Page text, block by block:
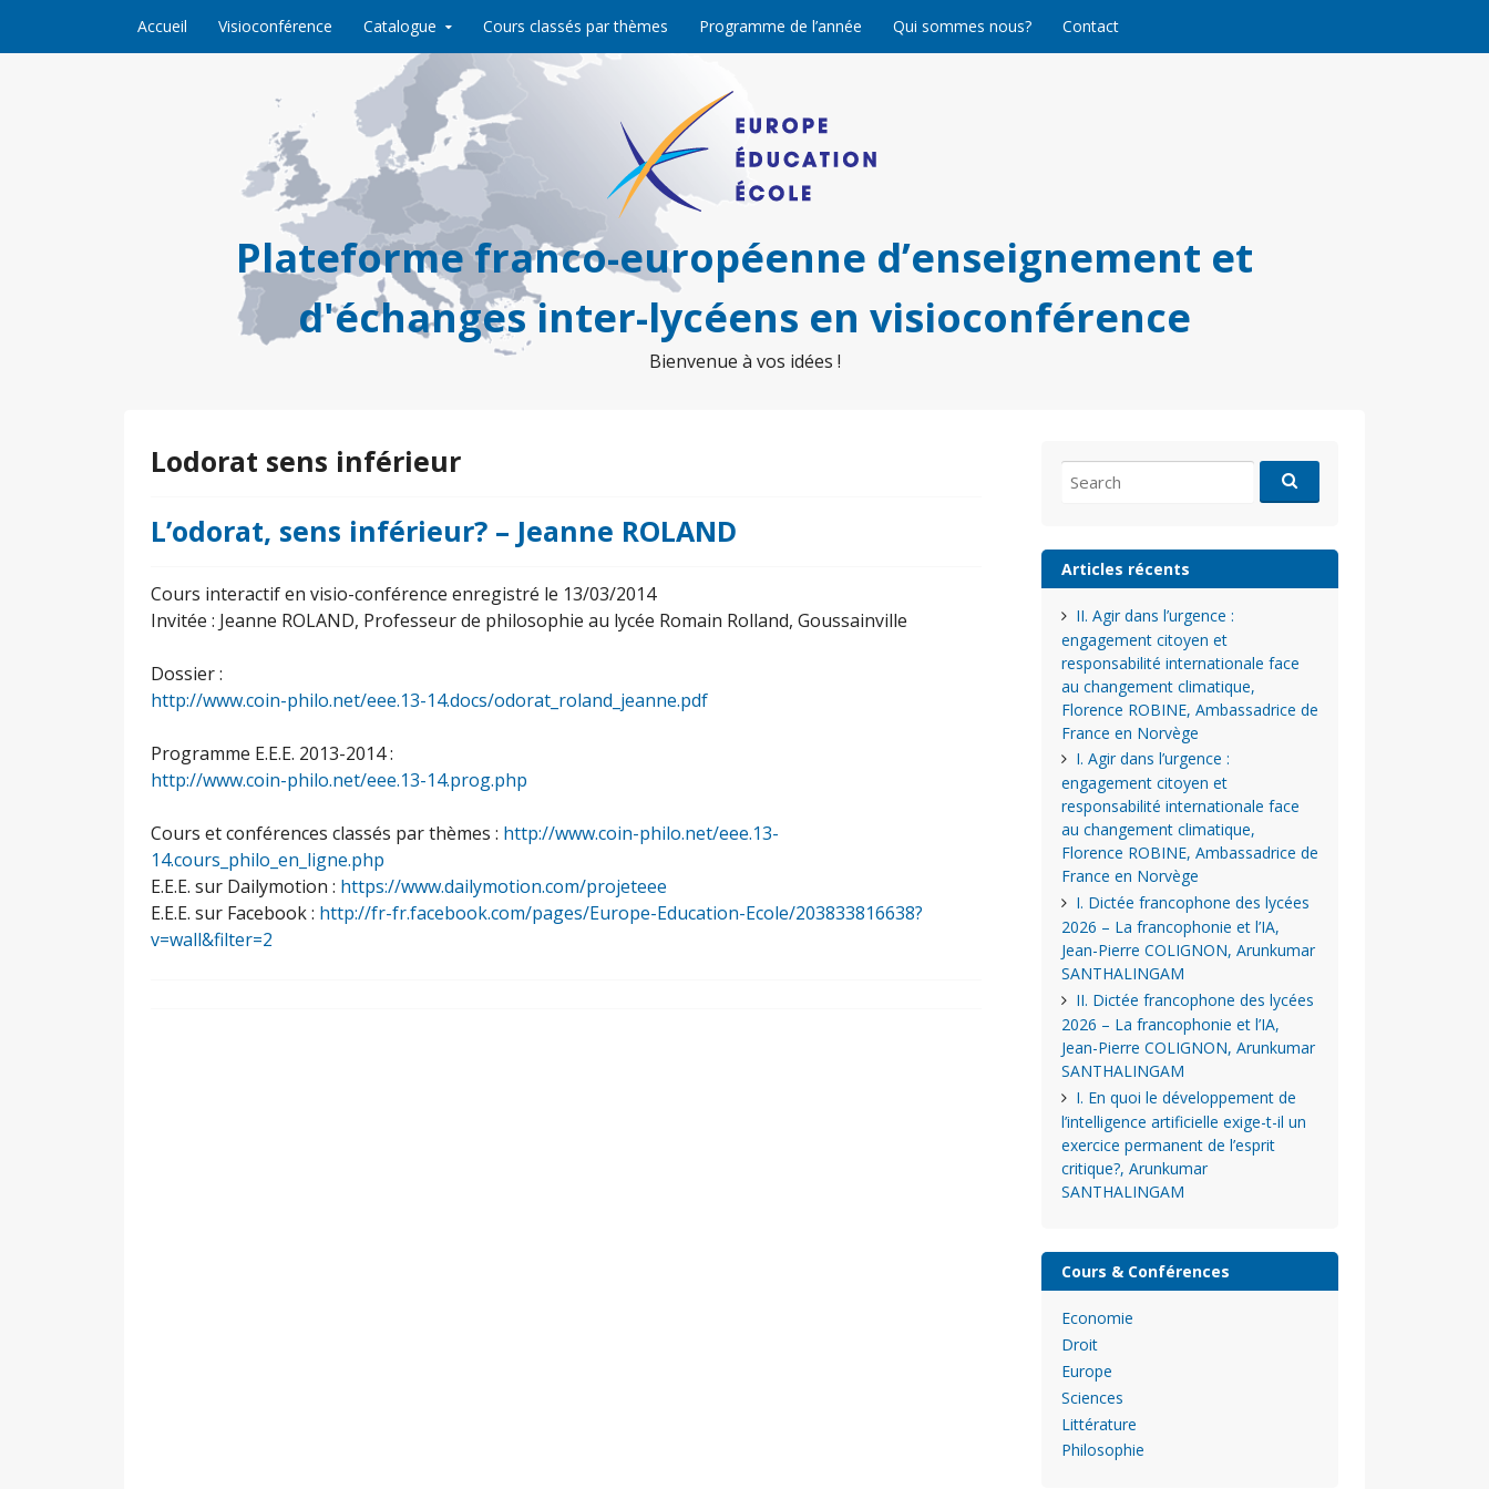
Accueil Visioconférence Catalogue Cours classés par thèmes Programme de l’année Qui sommes nous? Contact
Plateforme franco-européenne d’enseignement et
d'échanges inter-lycéens en visioconférence
Bienvenue à vos idées !
Lodorat sens inférieur
L’odorat, sens inférieur? – Jeanne ROLAND
Cours interactif en visio-conférence enregistré le 13/03/2014
Invitée : Jeanne ROLAND, Professeur de philosophie au lycée Romain Rolland, Goussainville
Dossier :
http://www.coin-philo.net/eee.13-14.docs/odorat_roland_jeanne.pdf
Programme E.E.E. 2013-2014 :
http://www.coin-philo.net/eee.13-14.prog.php
Cours et conférences classés par thèmes : http://www.coin-philo.net/eee.13-
14.cours_philo_en_ligne.php
E.E.E. sur Dailymotion : https://www.dailymotion.com/projeteee
E.E.E. sur Facebook : http://fr-fr.facebook.com/pages/Europe-Education-Ecole/203833816638?
v=wall&filter=2
for:
Articles récents
II. Agir dans l’urgence :
engagement citoyen et
responsabilité internationale face
au changement climatique,
Florence ROBINE, Ambassadrice de
France en Norvège
I. Agir dans l’urgence :
engagement citoyen et
responsabilité internationale face
au changement climatique,
Florence ROBINE, Ambassadrice de
France en Norvège
I. Dictée francophone des lycées
2026 – La francophonie et l’IA,
Jean-Pierre COLIGNON, Arunkumar
SANTHALINGAM
II. Dictée francophone des lycées
2026 – La francophonie et l’IA,
Jean-Pierre COLIGNON, Arunkumar
SANTHALINGAM
I. En quoi le développement de
l’intelligence artificielle exige-t-il un
exercice permanent de l’esprit
critique?, Arunkumar
SANTHALINGAM
Cours & Conférences
Economie
Droit
Europe
Sciences
Littérature
Philosophie